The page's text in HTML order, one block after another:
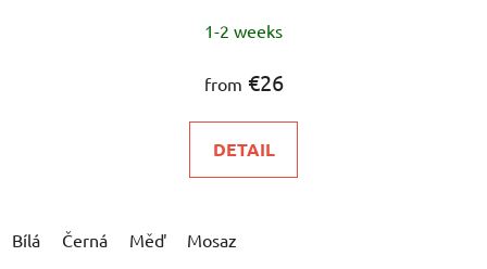
1-2 weeks
from €26
DETAIL
Bílá Černá Měď Mosaz